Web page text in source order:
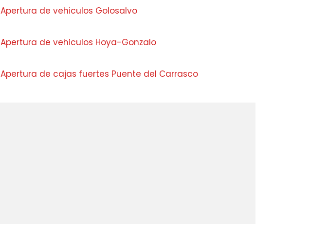
Apertura de vehiculos Golosalvo
Apertura de vehiculos Hoya-Gonzalo
Apertura de cajas fuertes Puente del Carrasco